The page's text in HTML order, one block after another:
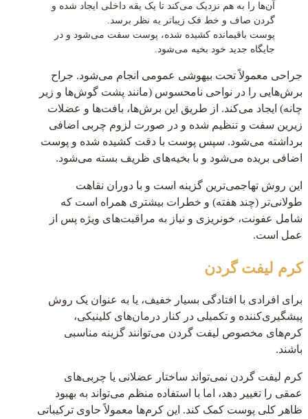
آن‌ها را به هم نزدیک می‌کند تا یک یقه داخلی ایجاد شده و
گردن صاف و خط فک زیباتر به نظر برسد.
پوست باقیمانده کشیده شده، پوست سفت می‌شود و در
جایگاه جدید خود بخیه می‌شود.
جراحی معمولاً تحت بیهوشی عمومی انجام می‌شود. جراح
برش‌هایی را در نواحی نامحسوس (مانند پشت گوش‌ها و زیر
چانه) ایجاد می‌کند. از طریق این برش‌ها، بافت‌ها و عضلات
زیرین سفت و تنظیم شده و در صورت لزوم چربی اضافی
برداشته می‌شود. سپس پوست با دقت کشیده شده و پوست
اضافی بریده می‌شود و با بخیه‌های ظریف بسته می‌شود.
این روش تهاجمی‌ترین گزینه است و با دوران نقاهت
طولانی‌تر (چند هفته) و خطرات بیشتری همراه است که
شامل عفونت، خونریزی و نیاز به مراقبت‌های ویژه پس از
عمل است.
کرم لیفت گردن
برای افرادی با افتادگی بسیار خفیف، یا به عنوان یک روش
پیشگیری‌کننده و تکمیلی در کنار درمان‌های کلینیکی،
کرم‌های مخصوص لیفت گردن می‌توانند گزینه مناسبی
باشند.
کرم لیفت گردن نمی‌تواند ساختار عضلانی یا چربی‌های
عمقی را تغییر دهد، اما با استفاده منظم می‌تواند به بهبود
ظاهر کلی پوست کمک کند. این کرم‌ها معمولاً حاوی ترکیباتی